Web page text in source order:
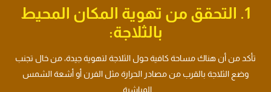
1. التحقق من تهوية المكان المحيط
بالثلاجة:
تأكد من أن هناك مساحة كافية حول الثلاجة لتهوية جيدة، من خال تجنب
وضع الثلاجة بالقرب من مصادر الحرارة مثل الفرن أو أشعة الشمس
المباشرة.